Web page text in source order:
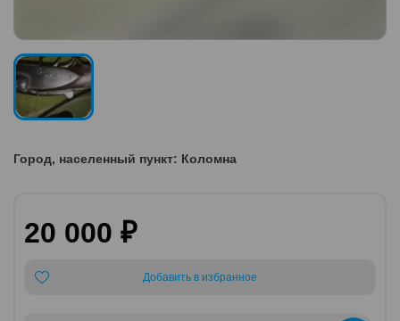
Город, населенный пункт: Коломна
20 000 ₽
Добавить в избранное